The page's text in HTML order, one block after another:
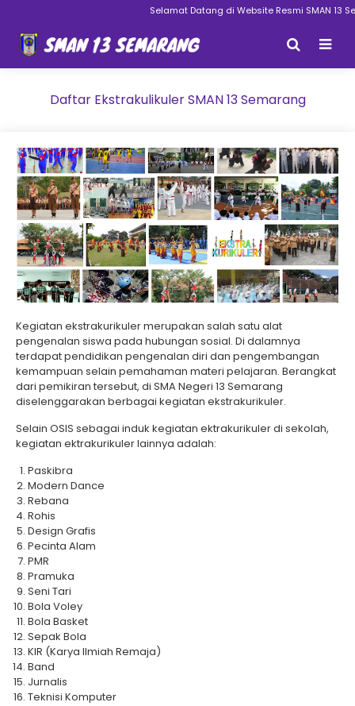
Selamat Datang di Website Resmi SMAN 13
Daftar Ekstrakulikuler SMAN 13 Semarang
Kegiatan ekstrakurikuler merupakan salah satu alat
pengenalan siswa pada hubungan sosial. Di dalamnya
terdapat pendidikan pengenalan diri dan pengembangan
kemampuan selain pemahaman materi pelajaran. Berangkat
dari pemikiran tersebut, di SMA Negeri 13 Semarang
diselenggarakan berbagai kegiatan ekstrakurikuler.
Selain OSIS sebagai induk kegiatan ektrakurikuler di sekolah,
kegiatan ektrakurikuler lainnya adalah:
Paskibra
Modern Dance
Rebana
Rohis
Design Grafis
Pecinta Alam
PMR
Pramuka
Seni Tari
Bola Voley
Bola Basket
Sepak Bola
KIR (Karya Ilmiah Remaja)
Band
Jurnalis
Teknisi Komputer